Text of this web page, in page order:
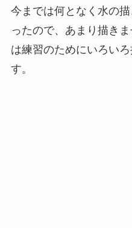
今までは何となく水の
ったので、あまり描き
は練習のためにいろい
す。